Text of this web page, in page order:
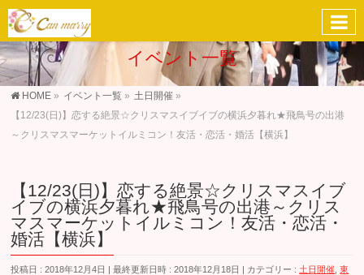
イベント一覧
HOME » イベント一覧 » 土日開催 »
【12/23(日)】恋する絶景☆クリスマスイブイブの横浜夕暮れ★飛鳥号の出港
～クリスマスマーケットイルミコン！友活・恋活・婚活【横浜】
【12/23(日)】恋する絶景☆クリスマスイブ
イブの横浜夕暮れ★飛鳥号の出港～クリス
マスマーケットイルミコン！友活・恋活・
婚活【横浜】
投稿日 : 2018年12月4日 最終更新日時 : 2018年12月18日 カテゴリー : 土日開催 ,東